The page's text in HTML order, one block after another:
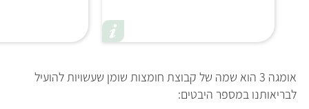
אומגה 3 הוא שמה של קבוצת חומצות שומן שעשויות להועיל
לבריאותנו במספר היבטים: